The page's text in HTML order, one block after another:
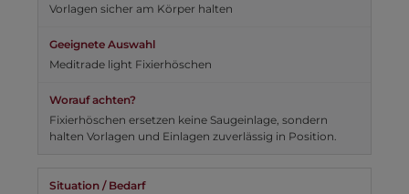
Vorlagen sicher am Körper halten
Meditrade light Fixierhöschen
Fixierhöschen ersetzen keine Saugeinlage, sondern
halten Vorlagen und Einlagen zuverlässig in Position.